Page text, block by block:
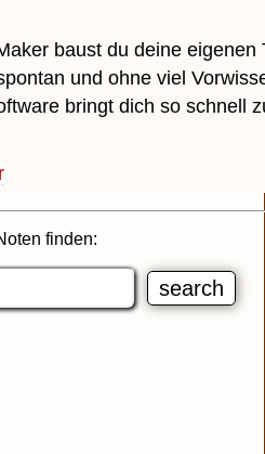
baust du deine eigenen
und ohne viel
bringt dich so schnell
finden: